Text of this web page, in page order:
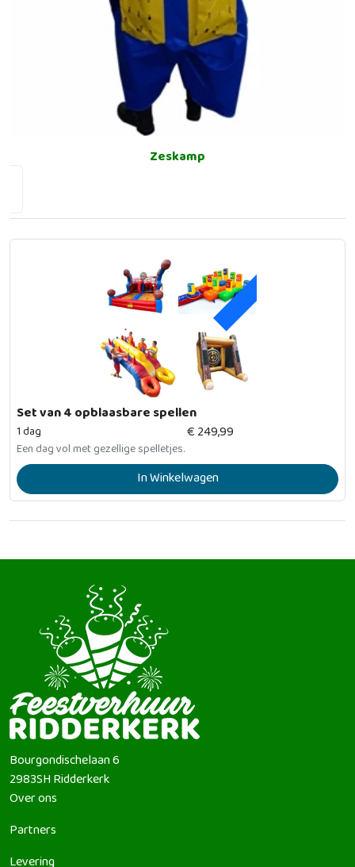
Zeskamp
ACTIE
Set van 4 opblaasbare spellen
1 dag €249,99
Een dag vol met gezellige spelletjes.
In Winkelwagen
Bourgondischelaan 6
2983SHRidderkerk
Over ons
Partners
Levering